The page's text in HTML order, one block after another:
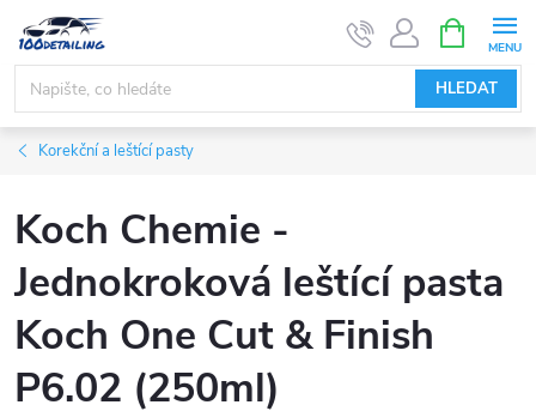
obsah
HLEDAT
NÁKUPNÍ
KOŠÍK
Korekční a leštící pasty
Koch Chemie -
Jednokroková leštící pasta
Koch One Cut & Finish
P6.02 (250ml)